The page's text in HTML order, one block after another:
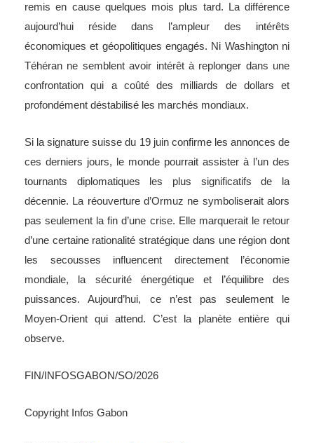
remis en cause quelques mois plus tard. La différence
aujourd’hui réside dans l’ampleur des intérêts
économiques et géopolitiques engagés. Ni Washington ni
Téhéran ne semblent avoir intérêt à replonger dans une
confrontation qui a coûté des milliards de dollars et
profondément déstabilisé les marchés mondiaux.
Si la signature suisse du 19 juin confirme les annonces de
ces derniers jours, le monde pourrait assister à l’un des
tournants diplomatiques les plus significatifs de la
décennie. La réouverture d’Ormuz ne symboliserait alors
pas seulement la fin d’une crise. Elle marquerait le retour
d’une certaine rationalité stratégique dans une région dont
les secousses influencent directement l’économie
mondiale, la sécurité énergétique et l’équilibre des
puissances. Aujourd’hui, ce n’est pas seulement le
Moyen-Orient qui attend. C’est la planète entière qui
observe.
FIN/INFOSGABON/SO/2026
Copyright Infos Gabon